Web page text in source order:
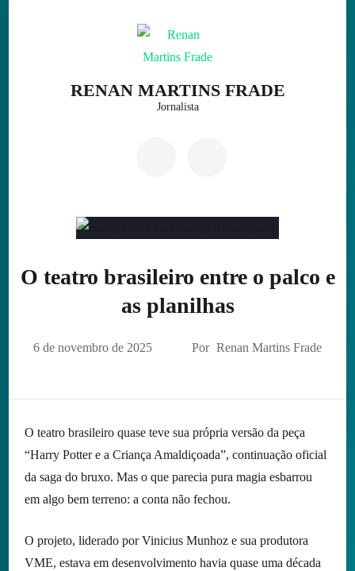
RENAN MARTINS FRADE
Jornalista
O teatro brasileiro entre o palco e
as planilhas
6 de novembro de 2025 Por Renan Martins Frade
O teatro brasileiro quase teve sua própria versão da peça
“Harry Potter e a Criança Amaldiçoada”, continuação oficial
da saga do bruxo. Mas o que parecia pura magia esbarrou
em algo bem terreno: a conta não fechou.
O projeto, liderado por Vinicius Munhoz e sua produtora
VME, estava em desenvolvimento havia quase uma década